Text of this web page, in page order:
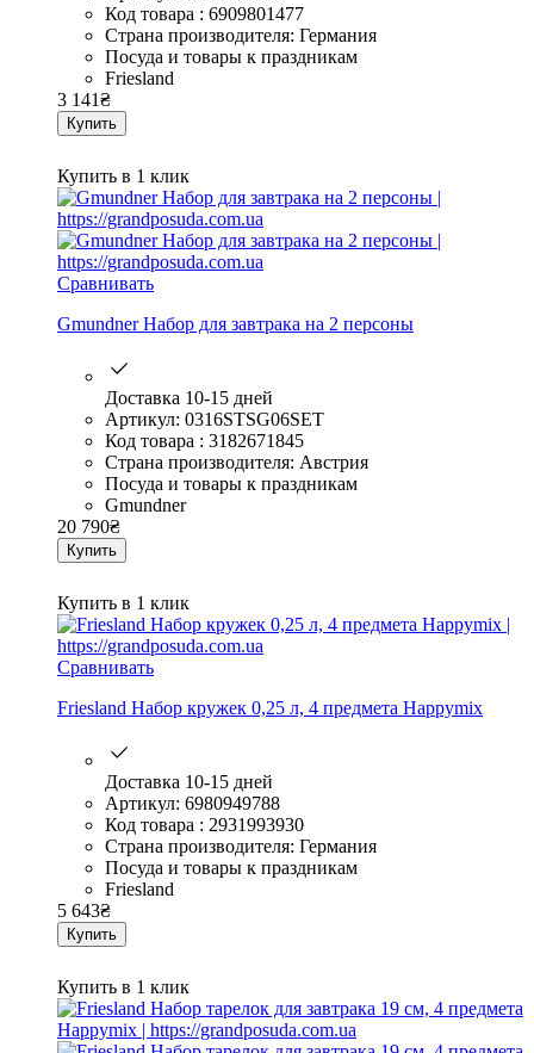
Код товара : 6909801477
Страна производителя: Германия
Посуда и товары к праздникам
Friesland
3 141₴
Купить
Купить в 1 клик
Сравнивать
Gmundner Набор для завтрака на 2 персоны
Доставка 10-15 дней
Артикул: 0316STSG06SET
Код товара : 3182671845
Страна производителя: Австрия
Посуда и товары к праздникам
Gmundner
20 790₴
Купить
Купить в 1 клик
Сравнивать
Friesland Набор кружек 0,25 л, 4 предмета Happymix
Доставка 10-15 дней
Артикул: 6980949788
Код товара : 2931993930
Страна производителя: Германия
Посуда и товары к праздникам
Friesland
5 643₴
Купить
Купить в 1 клик